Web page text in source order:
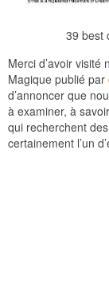
39 best
Merci d’avoir
Magique publié par
d’annoncer que
à examiner, à
qui recherchent
certainement l’un